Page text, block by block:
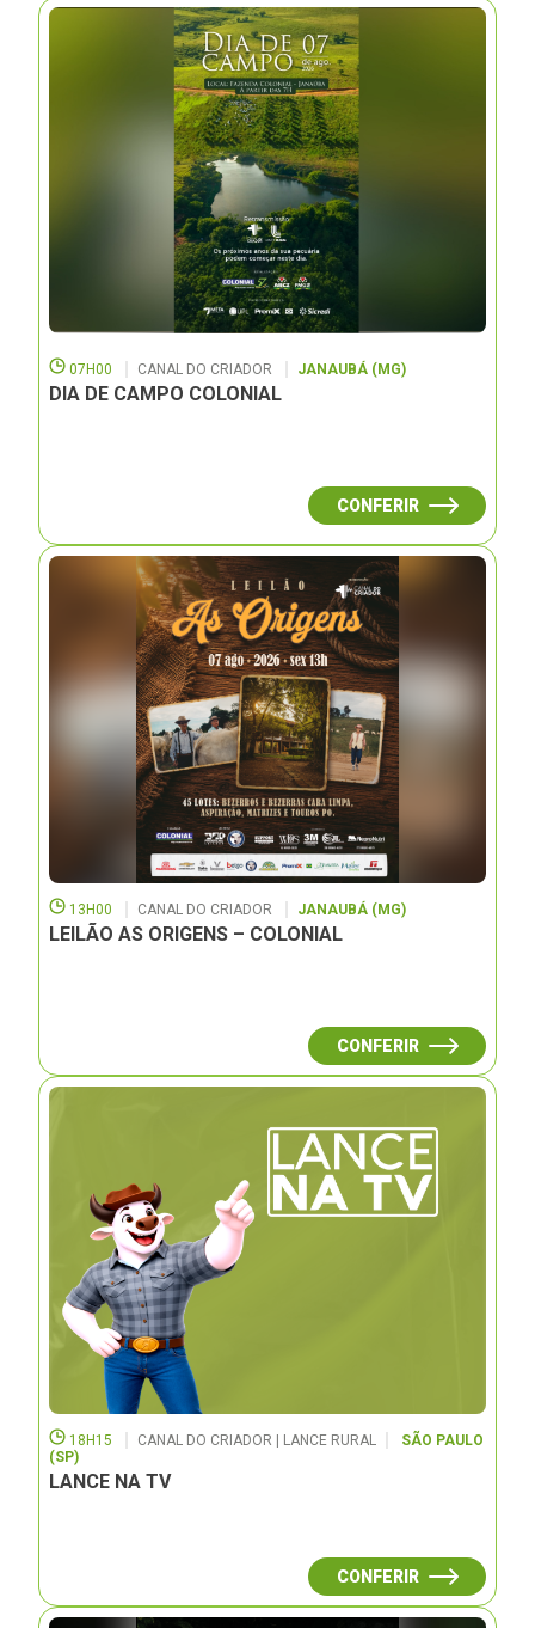
07H00 CANAL DO CRIADOR JANAUBÁ (MG)
DIA DE CAMPO COLONIAL
CONFERIR
13H00 CANAL DO CRIADOR JANAUBÁ (MG)
LEILÃO AS ORIGENS – COLONIAL
CONFERIR
18H15 CANAL DO CRIADOR | LANCE RURAL
SÃO PAULO
(SP)
LANCE NA TV
CONFERIR